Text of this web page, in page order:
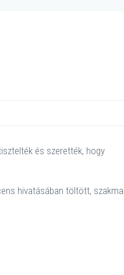
és szerették, hogy
hivatásában töltött,